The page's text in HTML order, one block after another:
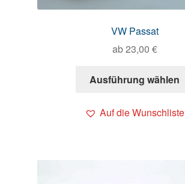
VW Passat
ab23,00 €
Ausführung wählen
Auf die Wunschliste